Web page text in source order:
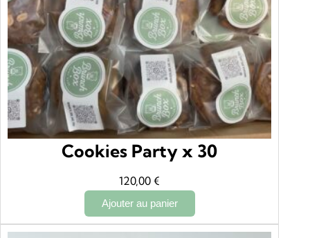
Cookies Party x 30
120,00€
Ajouter au panier